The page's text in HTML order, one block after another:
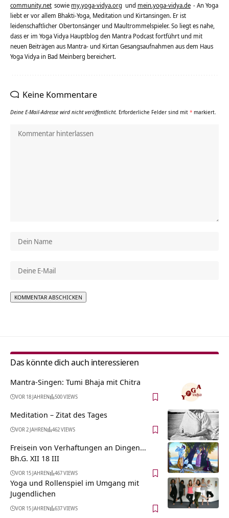
community.net sowie my.yoga-vidya.org und mein.yoga-vidya.de - An Yoga
liebt er vor allem Bhakti-Yoga, Meditation und Kirtansingen. Er ist
leidenschaftlicher Obertonsänger und Maultrommelspieler. So liegt es nahe,
dass er im Yoga Vidya Hauptblog den Mantra Podcast fortführt und mit
neuen Beiträgen aus Mantra- und Kirtan Gesangsaufnahmen aus dem Haus
Yoga Vidya in Bad Meinberg bereichert.
Keine Kommentare
Deine E-Mail-Adresse wird nicht veröffentlicht. Erforderliche Felder sind mit * markiert.
Das könnte dich auch interessieren
Mantra-Singen: Tumi Bhaja mit Chitra
VOR 18 JAHREN 500 VIEWS
Meditation – Zitat des Tages
VOR 2 JAHREN 462 VIEWS
Freisein von Verhaftungen an Dingen…
Bh.G. XII 18 III
VOR 15 JAHREN 467 VIEWS
Yoga und Rollenspiel im Umgang mit
Jugendlichen
VOR 15 JAHREN 637 VIEWS